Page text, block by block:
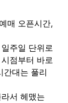
매 오픈시간,
주일 단위로
점부터 바로
간대는 풀리
서 헤맸는